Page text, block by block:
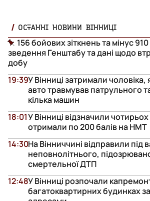
ОСТАННІ НОВИНИ ВІННИЦІ
156 бойових зіткнень та мінус
зведення Генштабу та дані щодо
добу
У Вінниці затримали
авто травмував патрульного
кілька машин
19:39
У Вінниці відзначили чотирьох
отримали по 200 балів на НМТ
18:01
На Вінниччині відправили під
неповнолітнього,
смертельної ДТП
14:30
У Вінниці розпочали
багатоквартирних будинках
12:48